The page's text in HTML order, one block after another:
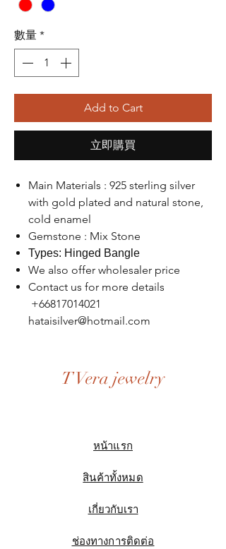
數量 *
Add to Cart
立即購買
Main Materials : 925 sterling silver
with gold plated and natural stone,
cold enamel
Gemstone : Mix Stone
Types: Hinged Bangle
We also offer wholesaler price
Contact us for more details
+66817014021
hataisilver@hotmail.com
T Vera jewelry
หน้าแรก
สินค้าทั้งหมด
เกี่ยวกับเรา
ช่องทางการติดต่อ